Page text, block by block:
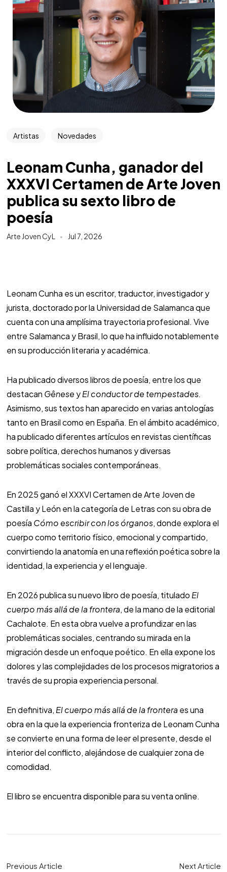
Artistas Novedades
Leonam Cunha, ganador del
XXXVI Certamen de Arte Joven
publica su sexto libro de
poesía
Arte Joven CyL Jul 7, 2026
Leonam Cunha es un escritor, traductor, investigador y
jurista, doctorado por la Universidad de Salamanca que
cuenta con una amplísima trayectoria profesional. Vive
entre Salamanca y Brasil, lo que ha influido notablemente
en su producción literaria y académica.
Ha publicado diversos libros de poesía, entre los que
destacan Gênese yEl conductor de tempestades.
Asimismo, sus textos han aparecido en varias antologías
tanto en Brasil como en España. En el ámbito académico,
ha publicado diferentes artículos en revistas científicas
sobre política, derechos humanos y diversas
problemáticas sociales contemporáneas.
En 2025 ganó el XXXVI Certamen de Arte Joven de
Castilla y León en la categoría de Letras con su obra de
poesía Cómo escribir con los órganos, donde explora el
cuerpo como territorio físico, emocional y compartido,
convirtiendo la anatomía en una reflexión poética sobre la
identidad, la experiencia y el lenguaje.
En 2026 publica su nuevo libro de poesía, titulado El
cuerpo más allá de la frontera, de la mano de la editorial
Cachalote. En esta obra vuelve a profundizar en las
problemáticas sociales, centrando su mirada en la
migración desde un enfoque poético. En ella expone los
dolores y las complejidades de los procesos migratorios a
través de su propia experiencia personal.
En definitiva, El cuerpo más allá de la fronteraes una
obra en la que la experiencia fronteriza de Leonam Cunha
se convierte en una forma de leer el presente, desde el
interior del conflicto, alejándose de cualquier zona de
comodidad.
El libro se encuentra disponible para su venta online.
Previous Article Next Article